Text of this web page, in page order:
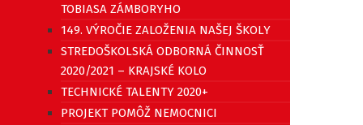
TOBIASA ZÁMBORYHO
149. VÝROČIE ZALOŽENIA NAŠEJ ŠKOLY
STREDOŠKOLSKÁ ODBORNÁ ČINNOSŤ
2020/2021 – KRAJSKÉ KOLO
TECHNICKÉ TALENTY 2020+
PROJEKT POMÔŽ NEMOCNICI